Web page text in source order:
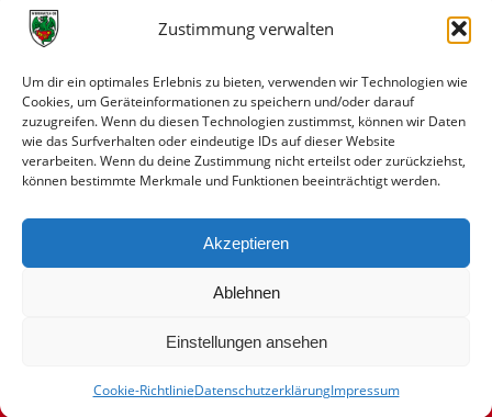
Zustimmung verwalten
Um dir ein optimales Erlebnis zu bieten, verwenden wir Technologien wie
Cookies, um Geräteinformationen zu speichern und/oder darauf
zuzugreifen. Wenn du diesen Technologien zustimmst, können wir Daten
wie das Surfverhalten oder eindeutige IDs auf dieser Website
verarbeiten. Wenn du deine Zustimmung nicht erteilst oder zurückziehst,
können bestimmte Merkmale und Funktionen beeinträchtigt werden.
Akzeptieren
Ablehnen
Einstellungen ansehen
Cookie-RichtlinieDatenschutzerklärungImpressum
28.04.1957
Eppelsheim -
Wormatia
Worms II
Rheinhessen-
Süd
05.05.1957
TSG
1896/1920
Wormatia
2:5
A-Klasse
Rheinhessen-
© VfR Wormatia Worms